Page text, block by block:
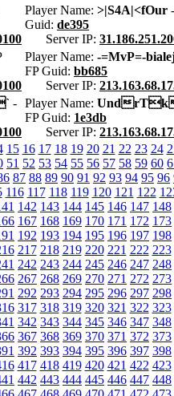
Player Name: >|S4A|<fOur
Guid: de395
Server IP:
Player Name: -=MvP=-
FP Guid: bb685
Server IP:
- Player Name: Und
FP Guid: 1e3db
Server IP:
15 16 17 18 19 20 21 22 23 24
51 52 53 54 55 56 57 58 59 60
87 88 89 90 91 92 93 94 95 96
116 117 118 119 120 121 122
142 143 144 145 146 147 148
167 168 169 170 171 172 173
192 193 194 195 196 197 198
217 218 219 220 221 222 223
242 243 244 245 246 247 248
267 268 269 270 271 272 273
292 293 294 295 296 297 298
317 318 319 320 321 322 323
342 343 344 345 346 347 348
367 368 369 370 371 372 373
392 393 394 395 396 397 398
417 418 419 420 421 422 423
442 443 444 445 446 447 448